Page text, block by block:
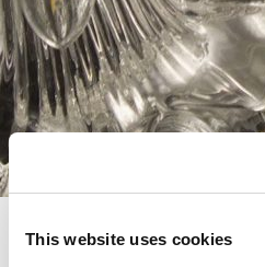
This website uses cookies
Modellidella